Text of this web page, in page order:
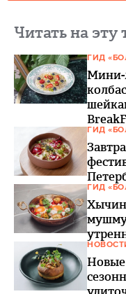
Читать на эту
ГИД
Мини-
ГИД
ГИД